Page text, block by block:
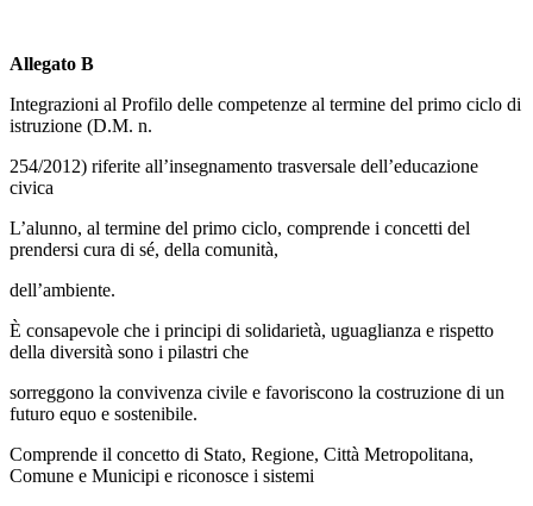
Allegato B
Integrazioni al Profilo delle competenze al termine del primo ciclo di
istruzione (D.M. n.
254/2012) riferite all’insegnamento trasversale dell’educazione
civica
L’alunno, al termine del primo ciclo, comprende i concetti del
prendersi cura di sé, della comunità,
dell’ambiente.
È consapevole che i principi di solidarietà, uguaglianza e rispetto
della diversità sono i pilastri che
sorreggono la convivenza civile e favoriscono la costruzione di un
futuro equo e sostenibile.
Comprende il concetto di Stato, Regione, Città Metropolitana,
Comune e Municipi e riconosce i sistemi